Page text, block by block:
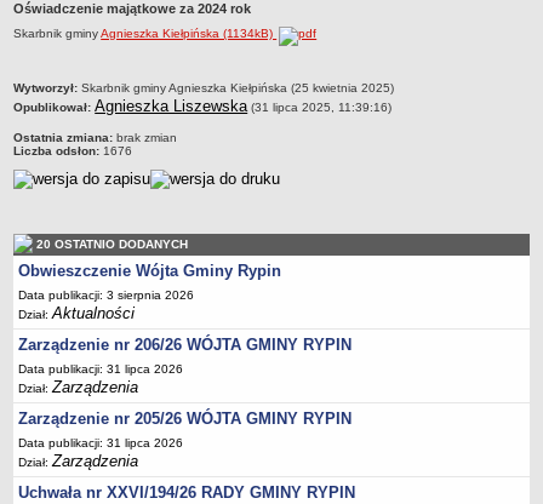
Zadania publiczne
Realizacja zadań publicznych
Rejestr zbiorów danych osobowych
Rejestr instytucji kultury
RODO Klauzule informacyjne
Dane teleadresowe
Tabela informacyjna
Czas pracy urzędu
Nr konta bankowego, NIP, REGON
Pracownicy urzędu - urząd gminy
Pracownicy urzędu - baza magazynowo - warsztatowa
Kompetencje referatów
Regulamin organizacyjny
Oświadczenie majątkowe za 2024 rok
Skarbnik gminyAgnieszka Kiełpińska (1134kB)
metryczka
Wytworzył: Skarbnik gminy Agnieszka Kiełpińska (25 kwietnia 2025)
Opublikował: Agnieszka Liszewska(31 lipca 2025, 11:39:16)
Ostatnia zmiana: brak zmian
Liczba odsłon: 1676
20 OSTATNIO DODANYCH
Obwieszczenie Wójta Gminy Rypin
Data publikacji: 3 sierpnia 2026
Dział:Aktualności
Zarządzenie nr 206/26 WÓJTA GMINY RYPIN
Data publikacji: 31 lipca 2026
Dział:Zarządzenia
Zarządzenie nr 205/26 WÓJTA GMINY RYPIN
Data publikacji: 31 lipca 2026
Dział:Zarządzenia
Uchwała nr XXVI/194/26 RADY GMINY RYPIN